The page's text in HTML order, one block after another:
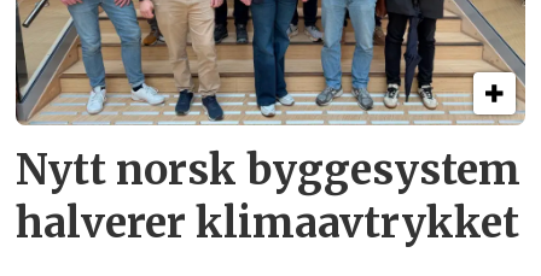
Nytt norsk byggesystem
halverer klimaavtrykket